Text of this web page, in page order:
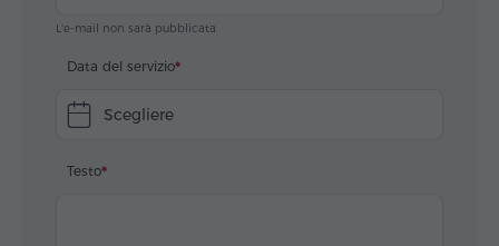
L'e-mail non sarà pubblicata
Data del servizio
Scegliere
Testo